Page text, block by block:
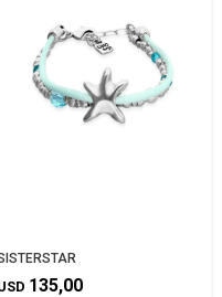
135,00